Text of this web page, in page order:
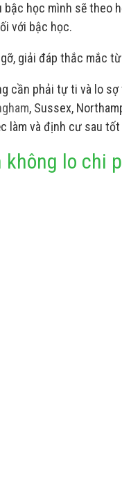
bậc học mình sẽ theo
với bậc học.
giải đáp thắc mắc
cần phải tự ti và lo
, Sussex,
làm và định cư sau
không lo chi